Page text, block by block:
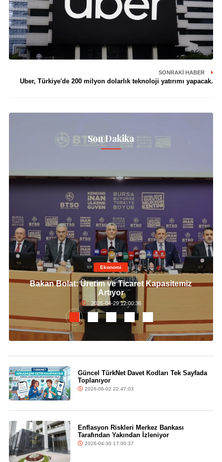
SONRAKI HABER
Uber, Türkiye'de 200 milyon dolarlık teknoloji yatırımı yapacak.
Son Dakika
Ekonomi
Bakan Bolat: Üretim ve Ticaret Kapasitemiz
Artıyor
2026-04-29 12:00:36
Güncel TürkNet Davet Kodları Tek Sayfada
Toplanıyor
2026-06-02 22:47:03
Enflasyon Riskleri Merkez Bankası
Tarafından Yakından İzleniyor
2026-04-30 17:00:37